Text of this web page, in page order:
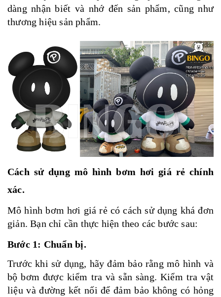
dàng nhận biết và nhớ đến sản phẩm, cũng như
thương hiệu sản phẩm.
Cách sử dụng mô hình bơm hơi giá rẻ chính
xác.
Mô hình bơm hơi giá rẻ có cách sử dụng khá đơn
giản. Bạn chỉ cần thực hiện theo các bước sau:
Bước 1: Chuẩn bị.
Trước khi sử dụng, hãy đảm bảo rằng mô hình và
bộ bơm được kiểm tra và sẵn sàng. Kiểm tra vật
liệu và đường kết nối để đảm bảo không có hỏng